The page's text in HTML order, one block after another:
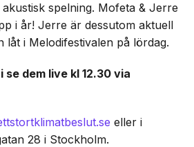
spelning. Mofeta & Jerre
i år! Jerre är dessutom aktuell
låt i Melodifestivalen på lördag.
se dem live kl 12.30 via
eller i
28 i Stockholm.